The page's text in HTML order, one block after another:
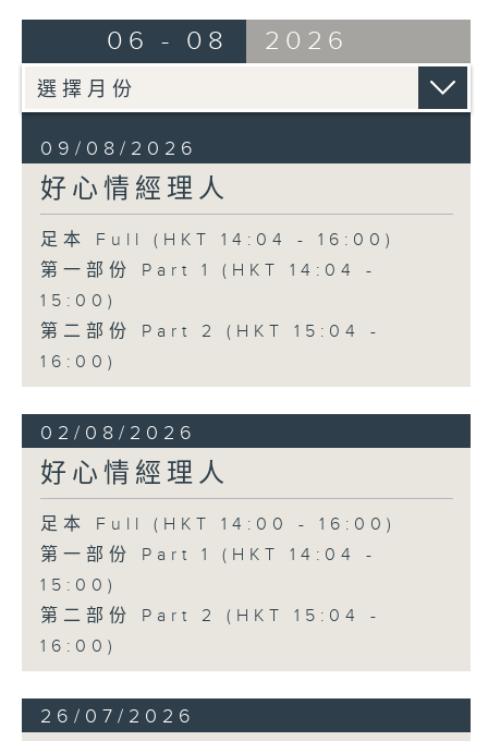
06 - 08 2026
09/08/2026
好心情經理人
足本 Full (HKT 14:04 - 16:00)
第一部份 Part 1 (HKT 14:04 -
15:00)
第二部份 Part 2 (HKT 15:04 -
16:00)
02/08/2026
好心情經理人
足本 Full (HKT 14:00 - 16:00)
第一部份 Part 1 (HKT 14:04 -
15:00)
第二部份 Part 2 (HKT 15:04 -
16:00)
26/07/2026